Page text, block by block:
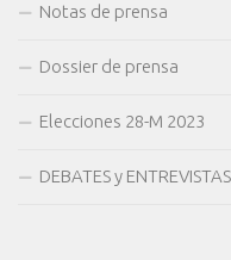
Notas de prensa
Dossier de prensa
Elecciones 28-M 2023
DEBATES y ENTREVISTAS